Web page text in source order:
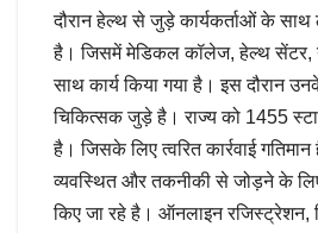
दौरान हेल्थ से जुड़े कार्यकर्ताओं के साथ
है। जिसमें मेडिकल कॉलेज, हेल्थ सेंटर,
साथ कार्य किया गया है। इस दौरान
चिकित्सक जुड़े है। राज्य को 1455
है। जिसके लिए त्वरित कार्रवाई
व्यवस्थित और तकनीकी से जोड़ने के
किए जा रहे है। ऑनलाइन रजिस्ट्रेशन,